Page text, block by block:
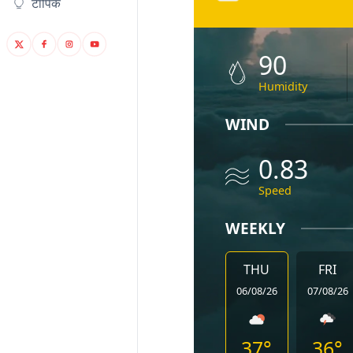
90
Humidity
WIND
0.83
Speed
WEEKLY
THU
06/08/26
FRI
07/08/26